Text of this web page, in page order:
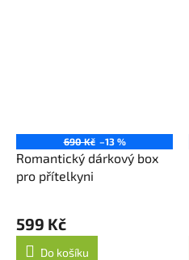
690 Kč –13 %
Romantický dárkový box
pro přítelkyni
599 Kč
Do košíku